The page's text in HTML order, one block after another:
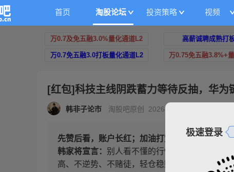
首页 淘股论坛 投资策略 视频
万0.7及免五融3.0%量化通道L2 高薪诚聘成熟打
万0.7免五融3.0打板量化通道L2 万0.75免五融3.8%+
[红包]科技主线阴跌蓄力等待反抽，华
韩非子论市 淘股吧原创 2026-07-08 16:42
先赞后看，账户长红；加油打赏，年年发财！
韩家将宣言： 别人看不懂的行情，我们捋清！
高、不逆势、不赌徒，轻仓稳赚，这就是咱们韩
极速登录